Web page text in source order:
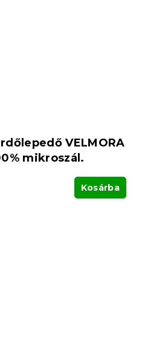
VELMORA
mikroszál.
Kosárba